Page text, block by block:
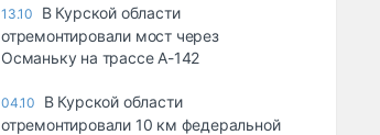
13.10
В Курской области
отремонтировали мост через
Османьку на трассе А-142
04.10
В Курской области
отремонтировали 10 км федеральной